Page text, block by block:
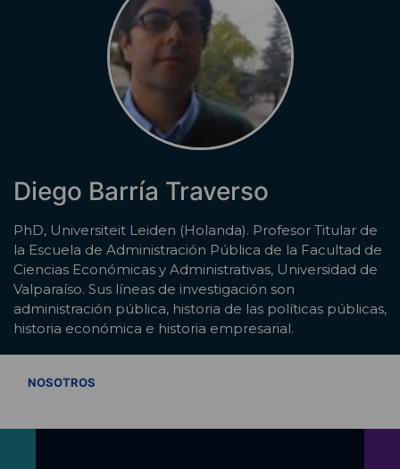
Diego Barría Traverso
PhD, Universiteit Leiden (Holanda). Profesor Titular de
la Escuela de Administración Pública de la Facultad de
Ciencias Económicas y Administrativas, Universidad de
Valparaíso. Sus líneas de investigación son
administración pública, historia de las políticas públicas,
historia económica e historia empresarial.
NOSOTROS